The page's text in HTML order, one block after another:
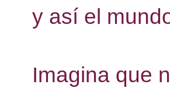
y así el
Imagina que